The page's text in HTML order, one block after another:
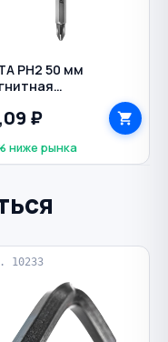
PH2 50 мм
С1/4"
₽
ниже рынка
10233